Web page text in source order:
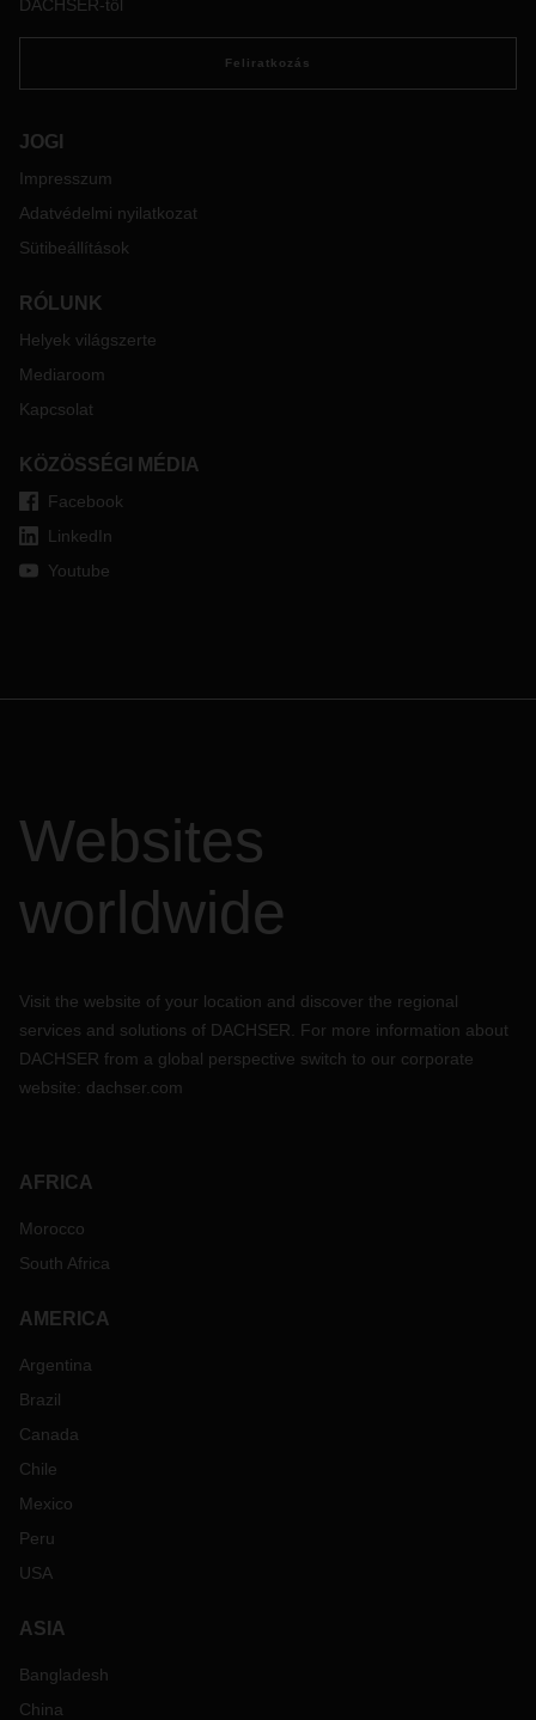
rakományrögzítés révén a környezeti terhelést is
DACHSER-től
Feliratkozás
JOGI
Impresszum
Adatvédelmi nyilatkozat
Sütibeállítások
RÓLUNK
Helyek világszerte
Mediaroom
Kapcsolat
KÖZÖSSÉGI MÉDIA
Facebook
LinkedIn
Youtube
Websites
worldwide
Visit the website of your location and discover the regional
services and solutions of DACHSER. For more information about
DACHSER from a global perspective switch to our corporate
website: dachser.com
AFRICA
Morocco
South Africa
AMERICA
Argentina
Brazil
Canada
Chile
Mexico
Peru
USA
ASIA
Bangladesh
China